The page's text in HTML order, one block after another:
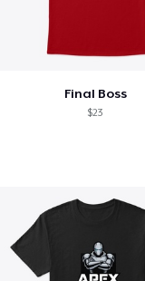
Final Boss
$23